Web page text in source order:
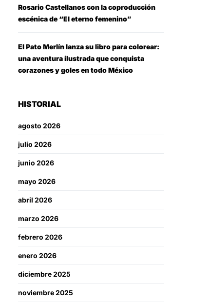
Rosario Castellanos con la coproducción
escénica de “El eterno femenino”
El Pato Merlín lanza su libro para colorear:
una aventura ilustrada que conquista
corazones y goles en todo México
HISTORIAL
agosto 2026
julio 2026
junio 2026
mayo 2026
abril 2026
marzo 2026
febrero 2026
enero 2026
diciembre 2025
noviembre 2025